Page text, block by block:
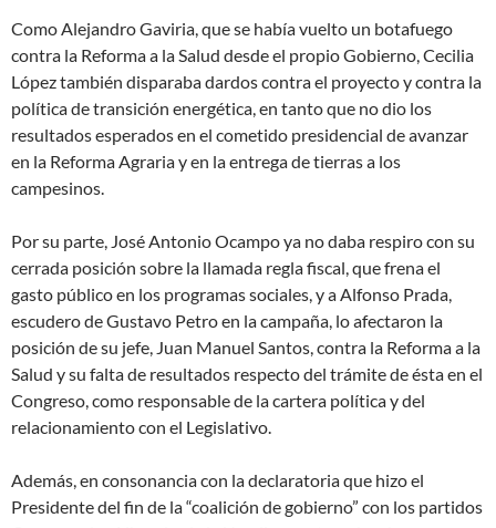
Como Alejandro Gaviria, que se había vuelto un botafuego
contra la Reforma a la Salud desde el propio Gobierno, Cecilia
López también disparaba dardos contra el proyecto y contra la
política de transición energética, en tanto que no dio los
resultados esperados en el cometido presidencial de avanzar
en la Reforma Agraria y en la entrega de tierras a los
campesinos.
Por su parte, José Antonio Ocampo ya no daba respiro con su
cerrada posición sobre la llamada regla fiscal, que frena el
gasto público en los programas sociales, y a Alfonso Prada,
escudero de Gustavo Petro en la campaña, lo afectaron la
posición de su jefe, Juan Manuel Santos, contra la Reforma a la
Salud y su falta de resultados respecto del trámite de ésta en el
Congreso, como responsable de la cartera política y del
relacionamiento con el Legislativo.
Además, en consonancia con la declaratoria que hizo el
Presidente del fin de la “coalición de gobierno” con los partidos